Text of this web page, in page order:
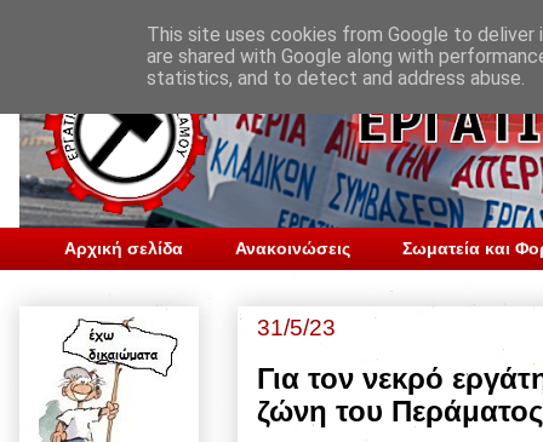
Αρχική σελίδα Ανακοινώσεις Σωματεία και
31/5/23
Για τον νεκρό
ζώνη του Περάματος
This site uses cookies from Google to
are shared with Google along with
statistics, and to detect and address abuse.